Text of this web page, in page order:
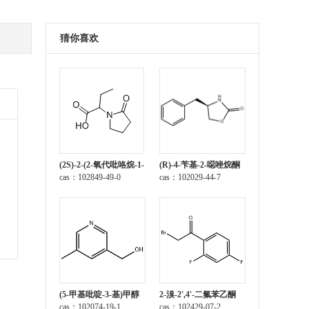
猜你喜欢
(2S)-2-(2-氧代吡咯烷-1-
基)丁酸
cas：102849-49-0
(R)-4-苄基-2-噁唑烷酮
cas：102029-44-7
(5-甲基吡啶-3-基)甲醇
cas：102074-19-1
2-溴-2',4'-二氟苯乙酮
cas：102429-07-2